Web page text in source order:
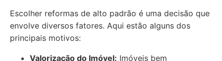
Escolher reformas de alto padrão é uma decisão que
envolve diversos fatores. Aqui estão alguns dos
principais motivos:
Valorização do Imóvel: Imóveis bem